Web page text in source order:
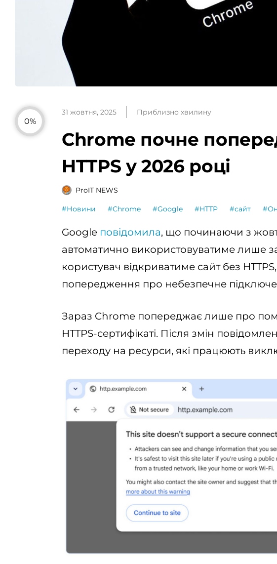
0%
31 жовтня, 2025 Приблизно хвилину
Chrome почне
HTTPS у 2026 році
ProIT NEWS
#Новини #Chrome #Google #HTTP #сайт
Google повідомила, що починаючи з
автоматично використовуватиме лише
користувач відкриватиме сайт без
попередження про небезпечне
Зараз Chrome попереджає лише про
HTTPS-сертифікаті. Після змін
переходу на ресурси, які працюють